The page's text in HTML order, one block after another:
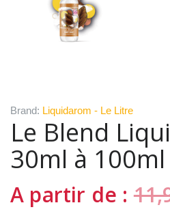
Brand: Liquidarom - Le Litre
Le Blend
30ml à 100ml
A partir de :